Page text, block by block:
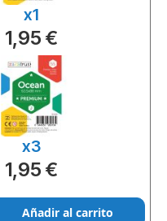
x1
1,95 €
x3
1,95 €
Añadir al carrito